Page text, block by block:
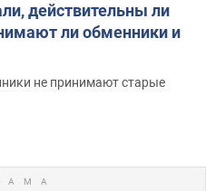
действительны ли
ли обменники и
не принимают старые